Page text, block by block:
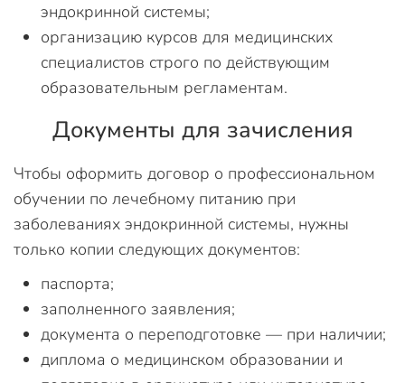
эндокринной системы;
организацию курсов для медицинских
специалистов строго по действующим
образовательным регламентам.
Документы для зачисления
Чтобы оформить договор о профессиональном
обучении по лечебному питанию при
заболеваниях эндокринной системы, нужны
только копии следующих документов:
паспорта;
заполненного заявления;
документа о переподготовке — при наличии;
диплома о медицинском образовании и